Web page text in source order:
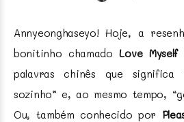
Annyeonghaseyo! Hoje, a
bonitinho chamadoLove
palavras chinês que
sozinho” e, ao mesmo tempo,
Ou, também conhecido por